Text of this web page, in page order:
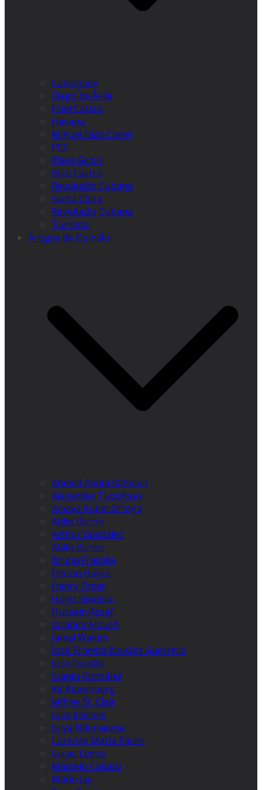
Camagüey
Ciego de Ávila
Fidel Castro
Havana
Miguel Díaz-Canel
PCC
Playa Girón
Raúl Castro
Revolução Cubana
Santa Clara
Revolução Cubana
Turismo
Artigos de Opinião
Ahmed Abdul Rahman
Alexander Tuboltsev
Amaya Rubio Ortega
Atilio Borón
Arthur González
Atilio Borón
Bruna Fracolla
Declan Hayes
Henry Omar
Hugo Dionísio
Hussein Assaf
Ibrahim Aloush
Jamal Wakim
José Ernesto Nováez Guerrero
José Goulão
Juanlu González
Kit Klarenberg
Jeffrey St. Clair
Julia Kassem
Julya Nikolaevna
Lorenzo Maria Pacini
Lucas Leiroz
Marcelo Colussi
Matin Jay